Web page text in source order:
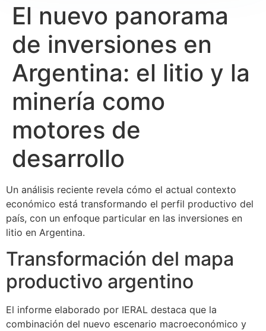
El nuevo panorama
de inversiones en
Argentina: el litio y la
minería como
motores de
desarrollo
Un análisis reciente revela cómo el actual contexto
económico está transformando el perfil productivo del
país, con un enfoque particular en las inversiones en
litio en Argentina.
Transformación del mapa
productivo argentino
El informe elaborado por IERAL destaca que la
combinación del nuevo escenario macroeconómico y